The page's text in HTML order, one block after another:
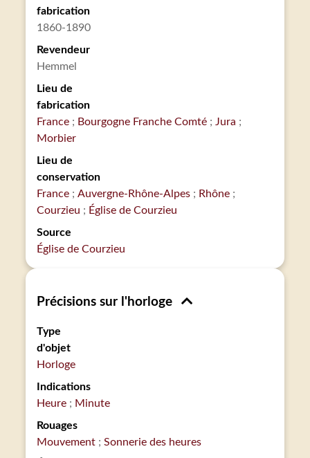
fabrication
1860-1890
Revendeur
Hemmel
Lieu de
fabrication
France
Bourgogne Franche Comté
Jura
Morbier
Lieu de
conservation
France
Auvergne-Rhône-Alpes
Rhône
Courzieu
Église de Courzieu
Source
Église de Courzieu
Précisions sur l'horloge
Type
d'objet
Horloge
Indications
Heure
Minute
Rouages
Mouvement
Sonnerie des heures